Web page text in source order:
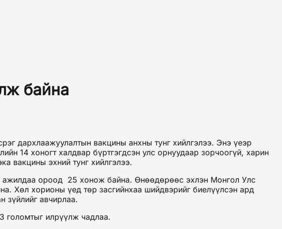
байна
дархлаажуулалтын вакцины анхны тунг хийлгэлээ. Энэ үеэр
14 хоногт халдвар бүртгэгдсэн улс орнуудаар зорчоогүй, харин
вакцины эхний тунг хийлгэлээ.
ажилдаа ороод 25 хонож байна. Өнөөдөрөөс эхлэн Монгол Улс
Хөл хорионы үед төр засгийнхаа шийдвэрийг биелүүлсэн ард
зүйлийг авчирлаа.
голомтыг илрүүлж чадлаа.